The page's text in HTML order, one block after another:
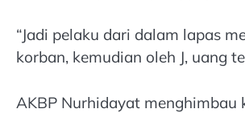
“Jadi pelaku dari dalam lapas
korban, kemudian oleh J, uang
AKBP Nurhidayat